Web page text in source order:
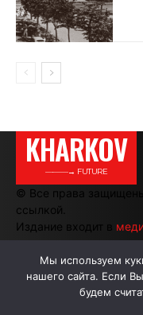
KHARKOV
———→ FUTURE
© Все права
ссылкой.
Издание входит в
Мы используем
нашего сайта. Если
будем